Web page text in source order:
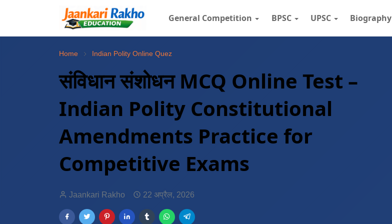
General Competition BPSC UPSC Biography
Home Indian Polity Online Quez
संविधान संशोधन MCQ Online Test –
Indian Polity Constitutional
Amendments Practice for
Competitive Exams
Jaankari Rakho 22 अप्रैल, 2026